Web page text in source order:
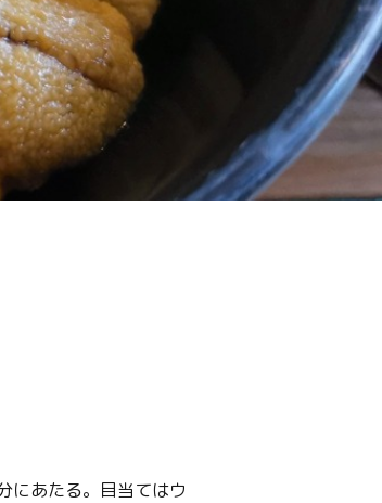
にあたる。目当てはウ